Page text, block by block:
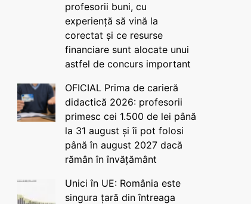
profesorii buni, cu
experiență să vină la
corectat și ce resurse
financiare sunt alocate unui
astfel de concurs important
OFICIAL Prima de carieră
didactică 2026: profesorii
primesc cei 1.500 de lei până
la 31 august și îi pot folosi
până în august 2027 dacă
rămân în învățământ
Unici în UE: România este
singura țară din întreaga